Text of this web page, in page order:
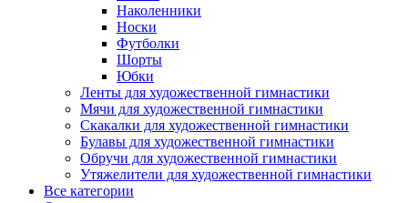
Наколенники
Носки
Футболки
Шорты
Юбки
Ленты для художественной гимнастики
Мячи для художественной гимнастики
Скакалки для художественной гимнастики
Булавы для художественной гимнастики
Обручи для художественной гимнастики
Утяжелители для художественной гимнастики
Все категории